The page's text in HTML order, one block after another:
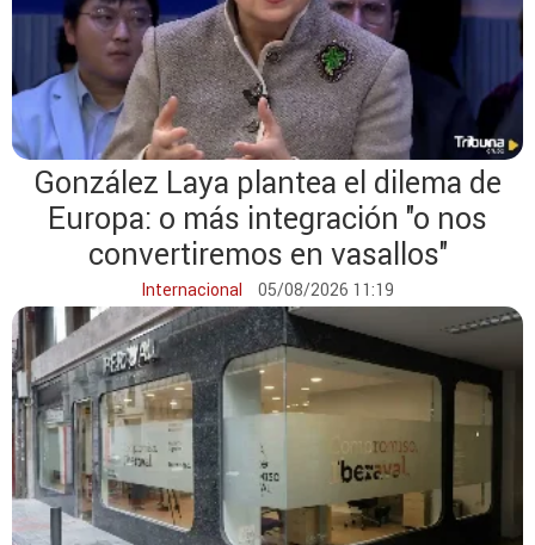
González Laya plantea el dilema de
Europa: o más integración "o nos
convertiremos en vasallos"
Internacional 05/08/2026 11:19